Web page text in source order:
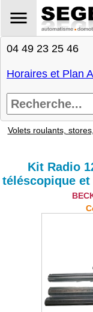
04 49 23 25 46
Horaires et Plan
Volets roulants,
Kit Radio
téléscopique